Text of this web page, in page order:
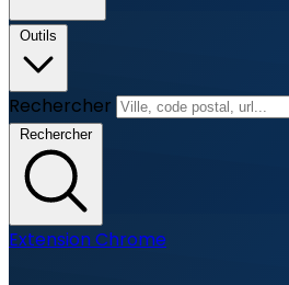
Outils
Rechercher
Rechercher
Extension Chrome